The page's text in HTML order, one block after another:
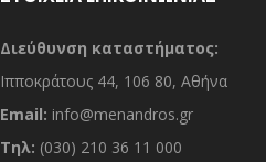
Διεύθυνση καταστήματος:
Ιπποκράτους 44, 106 80, Αθήνα
Email: info@menandros.gr
Τηλ: (030) 210 36 11 000